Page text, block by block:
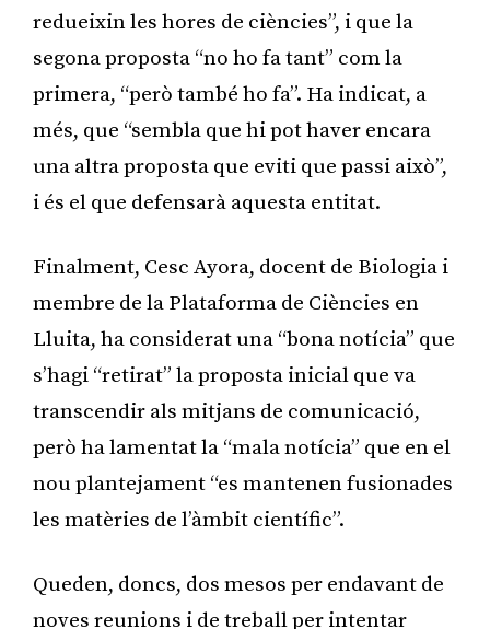
redueixin les hores de ciències”, i que la
segona proposta “no ho fa tant” com la
primera, “però també ho fa”. Ha indicat, a
més, que “sembla que hi pot haver encara
una altra proposta que eviti que passi això”,
i és el que defensarà aquesta entitat.
Finalment, Cesc Ayora, docent de Biologia i
membre de la Plataforma de Ciències en
Lluita, ha considerat una “bona notícia” que
s’hagi “retirat” la proposta inicial que va
transcendir als mitjans de comunicació,
però ha lamentat la “mala notícia” que en el
nou plantejament “es mantenen fusionades
les matèries de l’àmbit científic”.
Queden, doncs, dos mesos per endavant de
noves reunions i de treball per intentar